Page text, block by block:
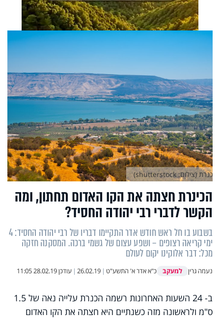
הכינרת חצתה את הקו האדום תחתון, ומה
הקשר לדברי רבי יהודה החסיד?
בשבוע בו חל ראש חודש אדר התקיימו דבריו של רבי יהודה החסיד: 4
ימי קריאה רצופים – ושפע עצום של גשמי ברכה. המסקנה חזקה
מכל: דבר אלוקינו יקום לעולם
נעמה גרין למעקב כ"א אדר א' התשע"ט |
26.02.19
| עודכן28.02.19 11:05
כנרת (צילום: shutterstock)
ב- 24 השעות האחרונות רשמה הכנרת עלייה נאה של 1.5
ס"מ ולראשונה מזה כשנתיים היא חצתה את הקו האדום